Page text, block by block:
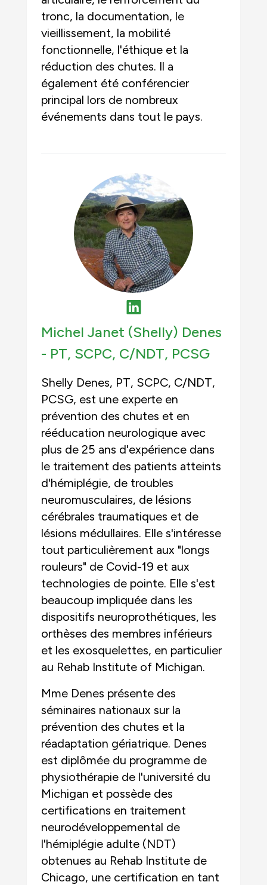
tronc, la documentation, le
vieillissement, la mobilité
fonctionnelle, l'éthique et la
réduction des chutes. Il a
également été conférencier
principal lors de nombreux
événements dans tout le pays.
Michel Janet (Shelly) Denes
- PT, SCPC, C/NDT, PCSG
Shelly Denes, PT, SCPC, C/NDT,
PCSG, est une experte en
prévention des chutes et en
rééducation neurologique avec
plus de 25 ans d'expérience dans
le traitement des patients atteints
d'hémiplégie, de troubles
neuromusculaires, de lésions
cérébrales traumatiques et de
lésions médullaires. Elle s'intéresse
tout particulièrement aux "longs
rouleurs" de Covid-19 et aux
technologies de pointe. Elle s'est
beaucoup impliquée dans les
dispositifs neuroprothétiques, les
orthèses des membres inférieurs
et les exosquelettes, en particulier
au Rehab Institute of Michigan.
Mme Denes présente des
séminaires nationaux sur la
prévention des chutes et la
réadaptation gériatrique. Denes
est diplômée du programme de
physiothérapie de l'université du
Michigan et possède des
certifications en traitement
neurodéveloppemental de
l'hémiplégie adulte (NDT)
obtenues au Rehab Institute de
Chicago, une certification en tant